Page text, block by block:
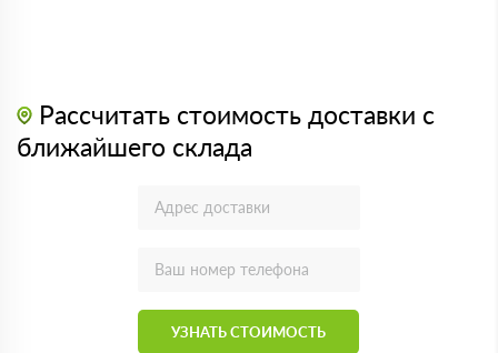
Рассчитать стоимость доставки с
ближайшего склада
УЗНАТЬ СТОИМОСТЬ